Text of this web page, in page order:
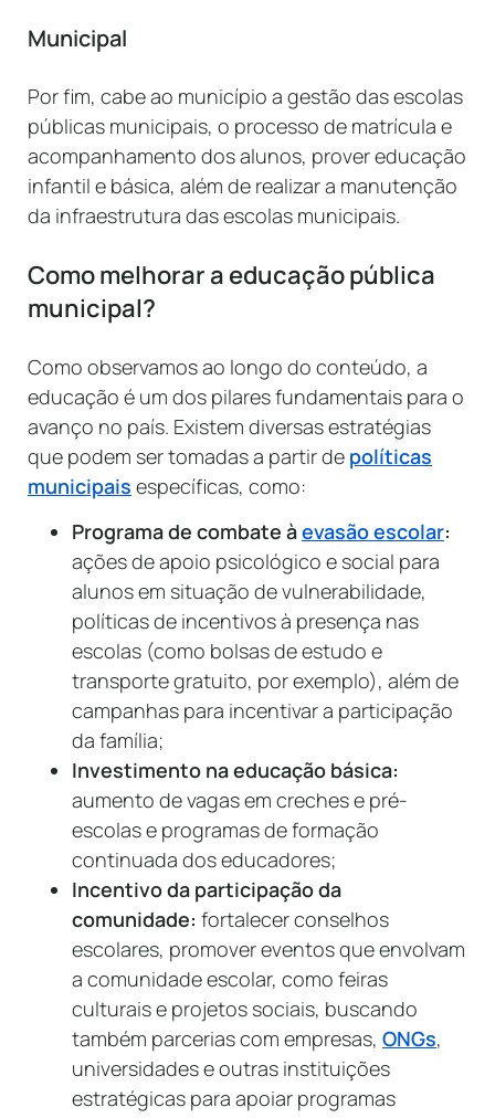
Municipal
Por fim, cabe ao município a gestão das escolas
públicas municipais, o processo de matrícula e
acompanhamento dos alunos, prover educação
infantil e básica, além de realizar a manutenção
da infraestrutura das escolas municipais.
Como melhorar a educação pública
municipal?
Como observamos ao longo do conteúdo, a
educação é um dos pilares fundamentais para o
avanço no país. Existem diversas estratégias
que podem ser tomadas a partir de políticas
municipais específicas, como:
Programa de combate àevasão escolar:
ações de apoio psicológico e social para
alunos em situação de vulnerabilidade,
políticas de incentivos à presença nas
escolas (como bolsas de estudo e
transporte gratuito, por exemplo), além de
campanhas para incentivar a participação
da família;
Investimento na educação básica:
aumento de vagas em creches e pré-
escolas e programas de formação
continuada dos educadores;
Incentivo da participação da
comunidade: fortalecer conselhos
escolares, promover eventos que envolvam
a comunidade escolar, como feiras
culturais e projetos sociais, buscando
também parcerias com empresas, ONGs,
universidades e outras instituições
estratégicas para apoiar programas